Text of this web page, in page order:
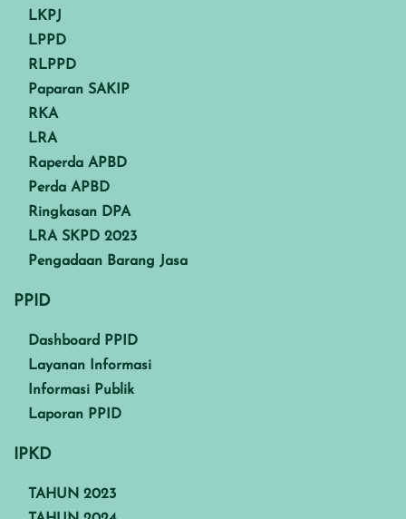
LKPJ
LPPD
RLPPD
Paparan SAKIP
RKA
LRA
Raperda APBD
Perda APBD
Ringkasan DPA
LRA SKPD 2023
Pengadaan Barang Jasa
PPID
Dashboard PPID
Layanan Informasi
Informasi Publik
Laporan PPID
IPKD
TAHUN 2023